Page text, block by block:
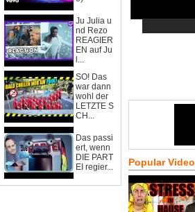
Ju Julia u
nd Rezo
REAGIER
EN auf Ju
l...
SO! Das
war dann
wohl der
LETZTE S
CH...
Das passi
ert, wenn
DIE PART
EI regier...
Popular